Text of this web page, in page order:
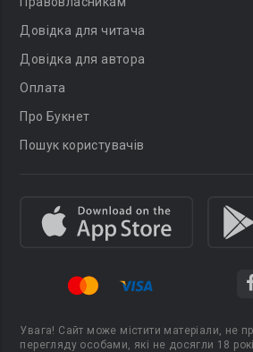
Довідка для читача
Довідка для автора
Оплата
Про Букнет
Пошук користувачів
Увага! Сайт може містити матеріали, не
перегляду особами, які не досягли 18